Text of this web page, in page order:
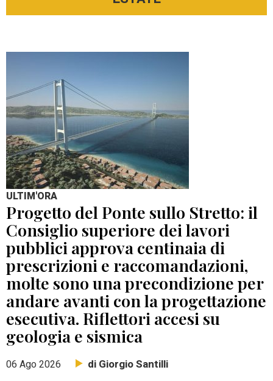
ULTIM'ORA
Progetto del Ponte sullo Stretto: il
Consiglio superiore dei lavori
pubblici approva centinaia di
prescrizioni e raccomandazioni,
molte sono una precondizione per
andare avanti con la progettazione
esecutiva. Riflettori accesi su
geologia e sismica
06 Ago 2026 di Giorgio Santilli